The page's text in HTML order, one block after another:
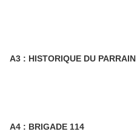
A3 : HISTORIQUE DU PARRAIN
A4 : BRIGADE 114